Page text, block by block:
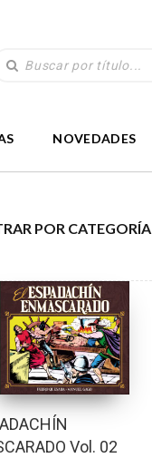
NOVEDADES
POR CATEGORÍA
Vol. 02